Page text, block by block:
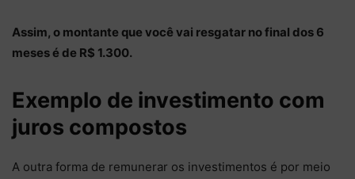
Assim, o montante que você vai resgatar no final dos 6
meses é de R$ 1.300.
Exemplo de investimento com
juros compostos
A outra forma de remunerar os investimentos é por meio